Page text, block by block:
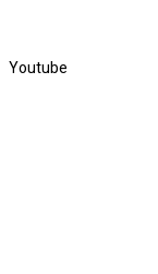
Youtube